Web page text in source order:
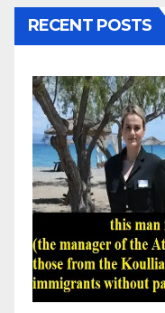
RECENT POSTS